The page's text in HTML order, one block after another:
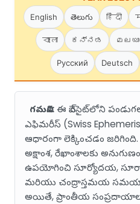
English తెలుగు हिंदी
বাংলা ಕನ್ನಡ
Русский Deutsch
గమనిక:ఈ వెబ్‌సైట్‌లోని
ఎఫిమరీస్ (Swiss
ఆధారంగా లెక్కించడం జరిగింది.
అక్షాంశ, రేఖాంశాలకు
ఉపయోగించి సూర్యోదయ,
మరియు చంద్రాస్తమయ
అయితే, ప్రాంతీయ